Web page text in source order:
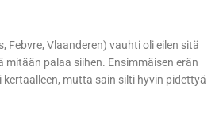
Febvre, Vlaanderen) vauhti oli eilen sitä
mitään palaa siihen. Ensimmäisen erän
kertaalleen, mutta sain silti hyvin pidettyä